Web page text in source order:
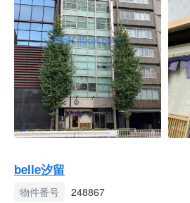
belle汐留
物件番号
248867